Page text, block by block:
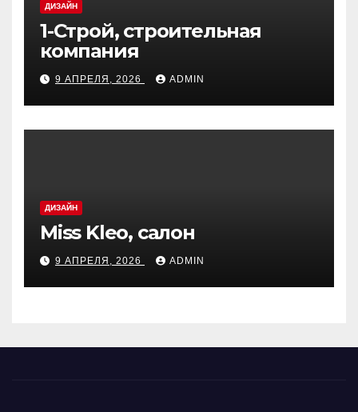
ДИЗАЙН
1-Строй, строительная
компания
9 АПРЕЛЯ, 2026 ADMIN
ДИЗАЙН
Miss Kleo, салон
9 АПРЕЛЯ, 2026 ADMIN